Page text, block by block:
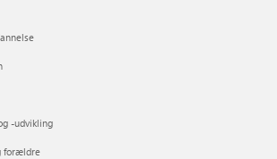
-udvikling
forældre